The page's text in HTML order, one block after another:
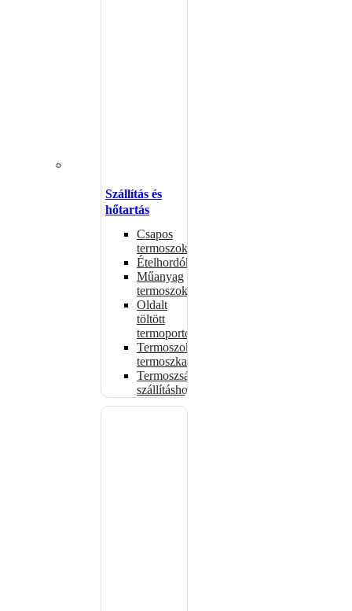
Szállítás és
hőtartás
Csapos
termoszok
Ételhordók
Műanyag
termoszok
Oldalt
töltött
termoportok
Termoszok,
termoszkannák
Termoszsákok
szállításhoz